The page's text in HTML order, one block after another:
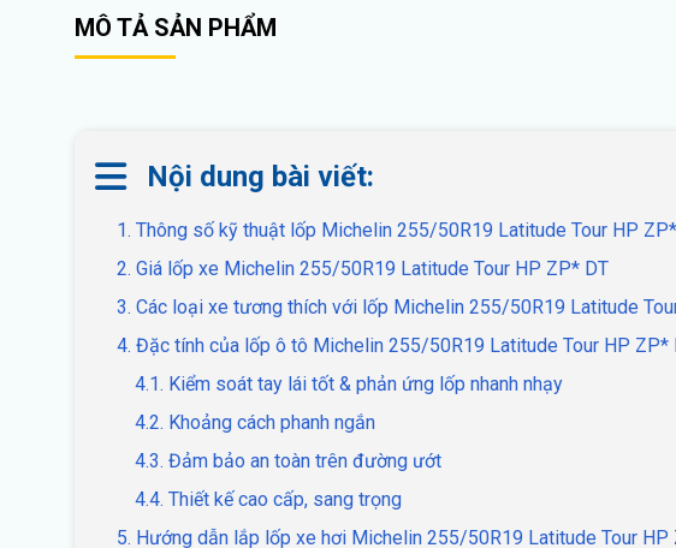
MÔ TẢ SẢN PHẨM
Nội dung bài viết:
1. Thông số kỹ thuật lốp Michelin 255/50R19 Latitude Tour HP
2. Giá lốp xe Michelin 255/50R19 Latitude Tour HP ZP* DT
3. Các loại xe tương thích với lốp Michelin 255/50R19 Latitude
4. Đặc tính của lốp ô tô Michelin 255/50R19 Latitude Tour HP ZP*
4.1. Kiểm soát tay lái tốt & phản ứng lốp nhanh nhạy
4.2. Khoảng cách phanh ngắn
4.3. Đảm bảo an toàn trên đường ướt
4.4. Thiết kế cao cấp, sang trọng
5. Hướng dẫn lắp lốp xe hơi Michelin 255/50R19 Latitude Tour HP